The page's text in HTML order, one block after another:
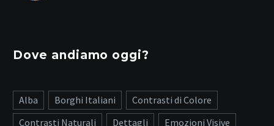
Dove andiamo oggi?
Alba Borghi Italiani
Contrasti di Colore
Contrasti Naturali
Dettagli
Emozioni Visive